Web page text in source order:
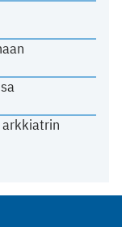
arkkiatrin